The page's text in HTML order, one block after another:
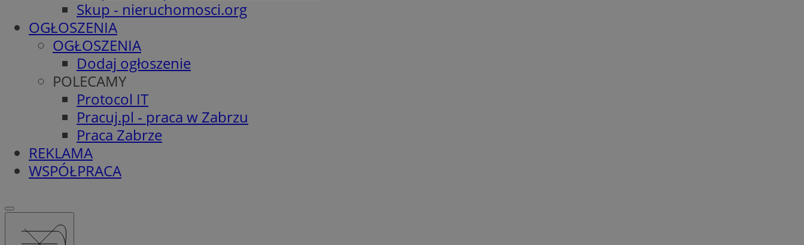
Skup - nieruchomosci.org
OGŁOSZENIA
OGŁOSZENIA
Dodaj ogłoszenie
POLECAMY
Protocol IT
Pracuj.pl - praca w Zabrzu
Praca Zabrze
REKLAMA
WSPÓŁPRACA